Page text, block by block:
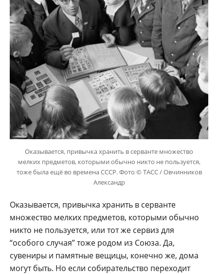
Оказывается, привычка хранить в серванте множество
мелких предметов, которыми обычно никто не пользуется,
тоже была ещё во времена СССР. Фото © ТАСС / Овчинников
Александр
Оказывается, привычка хранить в серванте
множество мелких предметов, которыми обычно
никто не пользуется, или тот же сервиз для
“особого случая” тоже родом из Союза. Да,
сувениры и памятные вещицы, конечно же, дома
могут быть. Но если собирательство переходит